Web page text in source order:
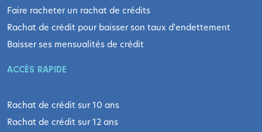
Faire racheter un rachat de crédits
Rachat de crédit pour baisser son taux d'endettement
Baisser ses mensualités de crédit
ACCÈS RAPIDE
Rachat de crédit sur 10 ans
Rachat de crédit sur 12 ans